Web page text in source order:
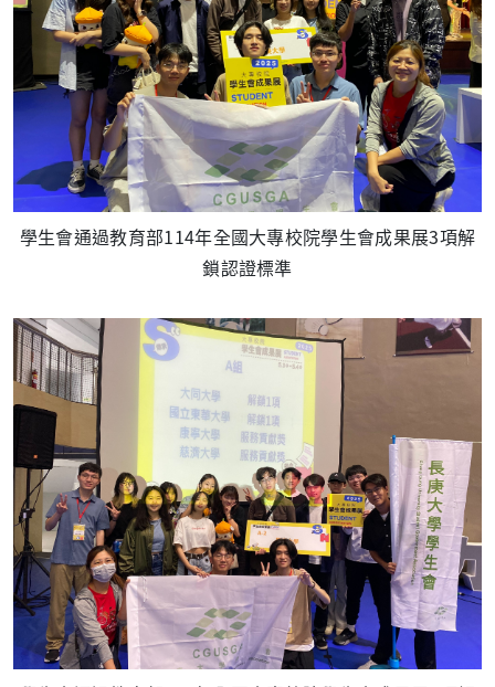
學生會通過教育部114年全國大專校院學生會成果展3項解
鎖認證標準